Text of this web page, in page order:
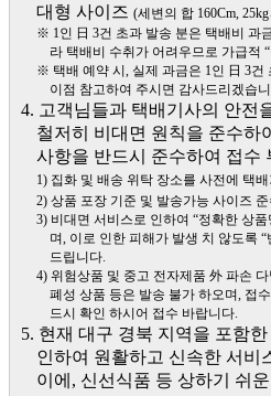
대형 사이즈 (세변의 합 160Cm,
※ 1인 日 3건 초과 발송 분은 택배비 과
라 택배비 수취가 어려우므로 가급적
※ 택배 예약 시, 실제 과금은 1인 日 3건
이점 참고하여 주시면 감사드리겠습니
4. 고객님들과 택배기사의 안전
철저히 비대면 원칙을 준수하
사항을 반드시 준수하여 접수
1) 집화 및 배송 위탁 장소를 사전에 택
2) 상품 포장 기준 및 발송가능 사이즈
3) 비대면 서비스로 인하여 “정확한 상
며, 이로 인한 피해가 발생 치 않도록
드립니다.
4) 위험상품 및 중고 전자제품 外 파손
폐성 상품 등은 발송 불가 하오며, 접
드시 확인 하시어 접수 바랍니다.
5. 현재 대구 경북 지역을 포함
인하여 원활하고 신속한 서비
이에, 신선식품 등 상하기 쉬